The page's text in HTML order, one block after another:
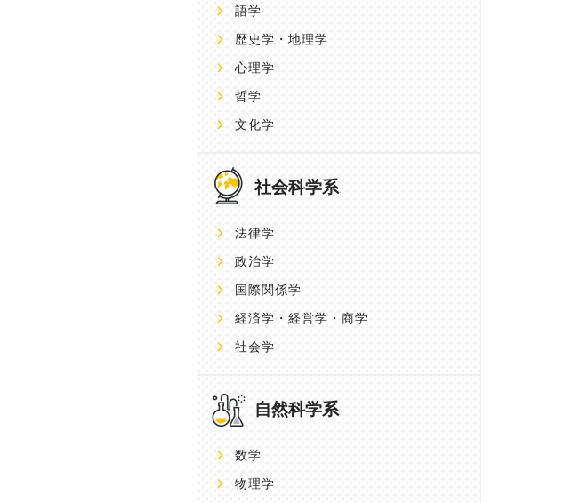
語学
歴史学・地理学
心理学
哲学
文化学
社会科学系
法律学
政治学
国際関係学
経済学・経営学・商学
社会学
自然科学系
数学
物理学